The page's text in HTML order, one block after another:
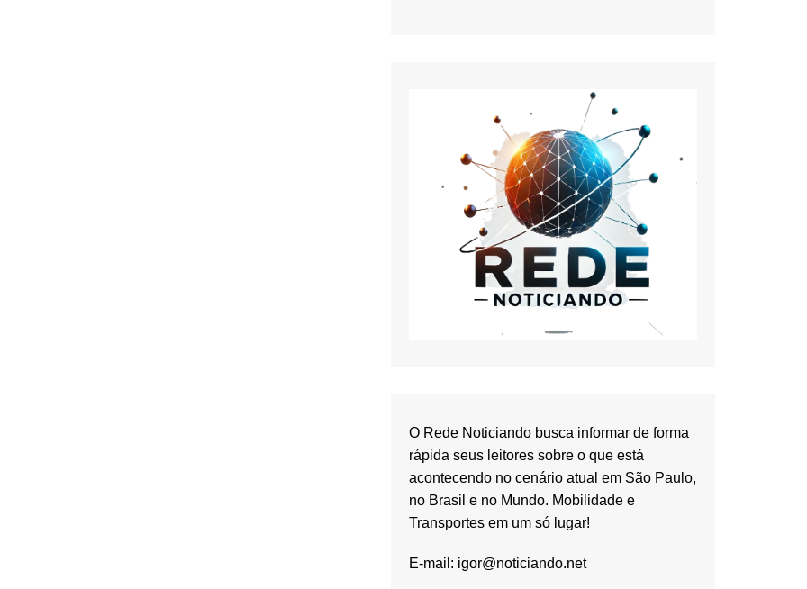
O Rede Noticiando busca informar de forma
rápida seus leitores sobre o que está
acontecendo no cenário atual em São Paulo,
no Brasil e no Mundo. Mobilidade e
Transportes em um só lugar!
E-mail: igor@noticiando.net